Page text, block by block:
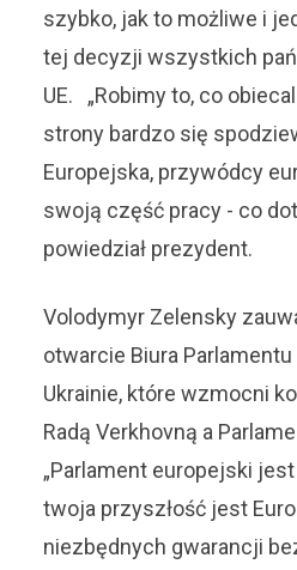
szybko, jak to możliwe i
tej decyzji wszystkich
UE. „Robimy to, co
strony bardzo się
Europejska, przywódcy
swoją część pracy - co
powiedział prezydent.
Volodymyr Zelensky
otwarcie Biura
Ukrainie, które wzmocni
Radą Verkhovną a
„Parlament europejski
twoja przyszłość jest
niezbędnych gwarancji